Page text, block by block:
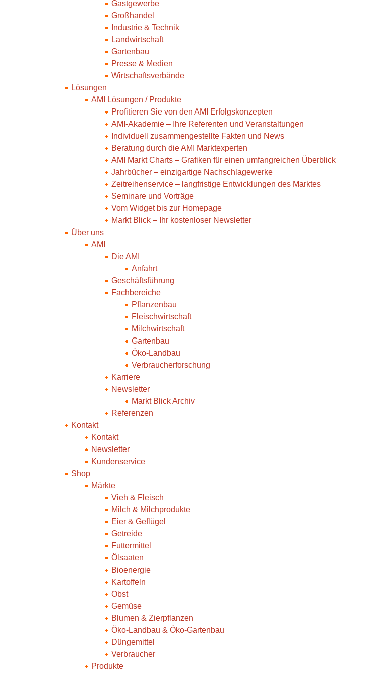
Gastgewerbe
Großhandel
Industrie & Technik
Landwirtschaft
Gartenbau
Presse & Medien
Wirtschaftsverbände
Lösungen
AMI Lösungen / Produkte
Profitieren Sie von den AMI Erfolgskonzepten
AMI-Akademie – Ihre Referenten und Veranstaltungen
Individuell zusammengestellte Fakten und News
Beratung durch die AMI Marktexperten
AMI Markt Charts – Grafiken für einen umfangreichen Überblick
Jahrbücher – einzigartige Nachschlagewerke
Zeitreihenservice – langfristige Entwicklungen des Marktes
Seminare und Vorträge
Vom Widget bis zur Homepage
Markt Blick – Ihr kostenloser Newsletter
Über uns
AMI
Die AMI
Anfahrt
Geschäftsführung
Fachbereiche
Pflanzenbau
Fleischwirtschaft
Milchwirtschaft
Gartenbau
Öko-Landbau
Verbraucherforschung
Karriere
Newsletter
Markt Blick Archiv
Referenzen
Kontakt
Kontakt
Newsletter
Kundenservice
Shop
Märkte
Vieh & Fleisch
Milch & Milchprodukte
Eier & Geflügel
Getreide
Futtermittel
Ölsaaten
Bioenergie
Kartoffeln
Obst
Gemüse
Blumen & Zierpflanzen
Öko-Landbau & Öko-Gartenbau
Düngemittel
Verbraucher
Produkte